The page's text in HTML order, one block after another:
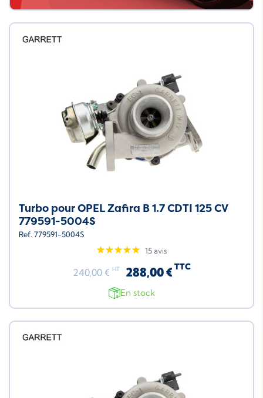
Turbo pour OPEL Zafira B 1.7 CDTI 125 CV
779591-5004S
Ref. 779591-5004S
15 avis
240,00 € HT 288,00 € TTC
En stock